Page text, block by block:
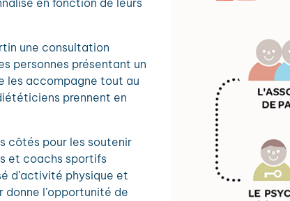
en fonction de leurs
une consultation
personnes présentant un
les accompagne tout au
prennent en
côtés pour les soutenir
et coachs sportifs
d’activité physique et
l’opportunité de